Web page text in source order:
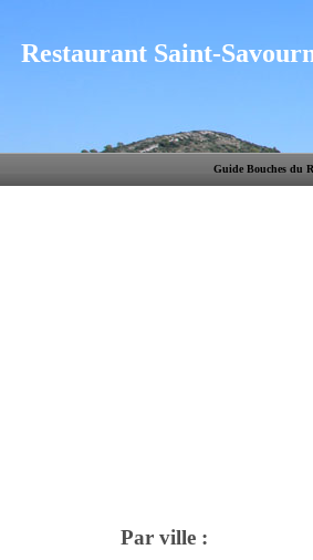
Restaurant Saint-
Guide Bouches du
Par ville :